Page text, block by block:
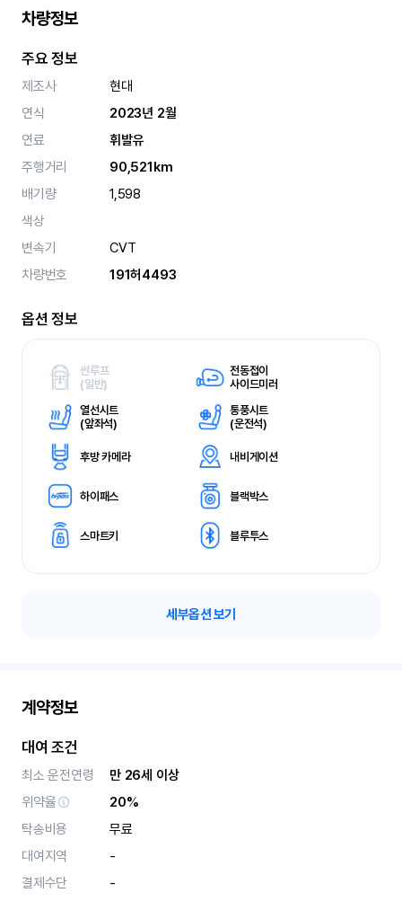
차량정보
주요 정보
제조사
현대
연식
2023년 2월
연료
휘발유
주행거리
90,521km
배기량
1,598
색상
변속기
CVT
차량번호
191허4493
옵션 정보
썬루프
(일반)
전동접이
사이드미러
열선시트
(앞좌석)
통풍시트
(운전석)
후방 카메라 내비게이션
하이패스 블랙박스
스마트키 블루투스
세부옵션 보기
계약정보
대여 조건
최소 운전연령
만 26세 이상
위약율
20%
탁송비용
무료
대여지역
-
결제수단
-